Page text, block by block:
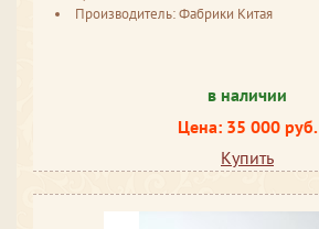
Производитель: Фабрики Китая
в наличии
Цена: 35 000 руб.
Купить